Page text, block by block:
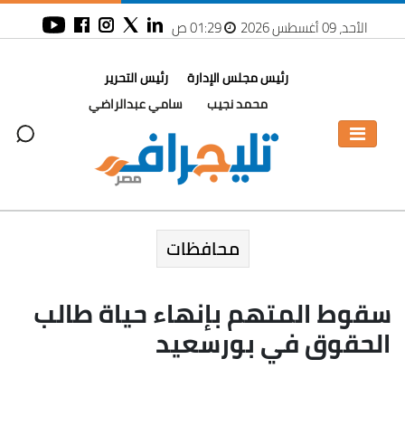
الأحد، 09 أغسطس 2026 01:29 ص
رئيس مجلس الإدارة
محمد نجيب
رئيس التحرير
سامي عبدالراضي
محافظات
سقوط المتهم بإنهاء حياة طالب
الحقوق في بورسعيد